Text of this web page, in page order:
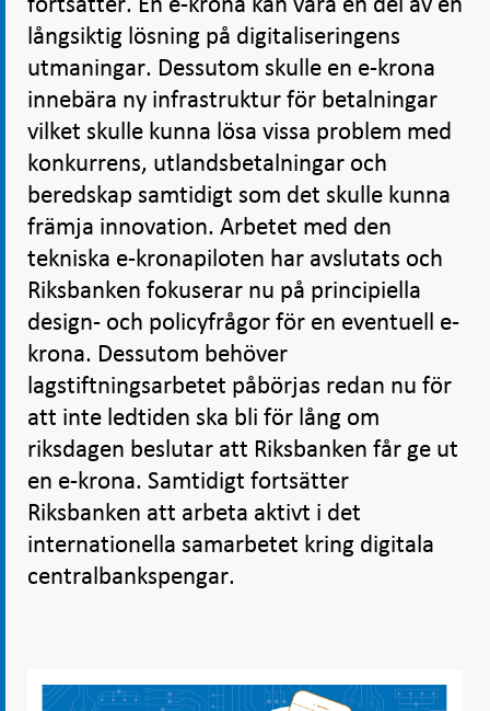
fortsätter. En e-krona kan vara en del av en
långsiktig lösning på digitaliseringens
utmaningar. Dessutom skulle en e-krona
innebära ny infrastruktur för betalningar
vilket skulle kunna lösa vissa problem med
konkurrens, utlandsbetalningar och
beredskap samtidigt som det skulle kunna
främja innovation. Arbetet med den
tekniska e-kronapiloten har avslutats och
Riksbanken fokuserar nu på principiella
design- och policyfrågor för en eventuell e-
krona. Dessutom behöver
lagstiftningsarbetet påbörjas redan nu för
att inte ledtiden ska bli för lång om
riksdagen beslutar att Riksbanken får ge ut
en e-krona. Samtidigt fortsätter
Riksbanken att arbeta aktivt i det
internationella samarbetet kring digitala
centralbankspengar.